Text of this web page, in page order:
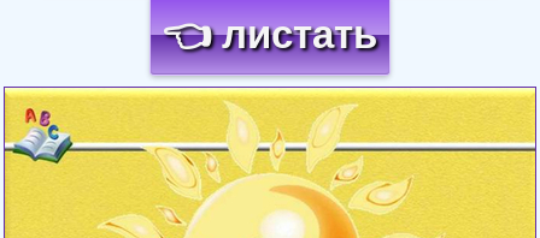
👈 листать
Загрузка картинки...